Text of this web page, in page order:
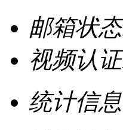
邮箱状态
视频认证
统计信息